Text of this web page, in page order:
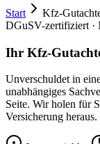
Start
Kfz-
DGuSV-zertifiziert
Ihr Kfz-
Unverschuldet in
unabhängiges
Seite. Wir holen für
Versicherung heraus.